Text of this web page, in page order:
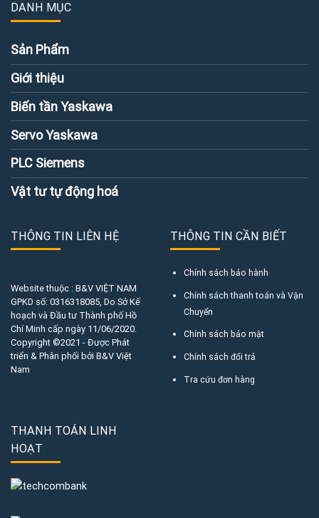
DANH MỤC
Sản Phẩm
Giới thiệu
Biến tần Yaskawa
Servo Yaskawa
PLC Siemens
Vật tư tự động hoá
THÔNG TIN LIÊN HỆ
Website thuộc : B&V VIỆT NAM
GPKD số: 0316318085, Do Sở Kế
hoạch và Đầu tư Thành phố Hồ
Chí Minh cấp ngày 11/06/2020.
Copyright ©2021 - Được Phát
triển & Phân phối bởi B&V Việt
Nam
THÔNG TIN CẦN BIẾT
Chính sách bảo hành
Chính sách thanh toán và Vận
Chuyển
Chính sách bảo mật
Chính sách đổi trả
Tra cứu đơn hàng
THANH TOÁN LINH
HOẠT